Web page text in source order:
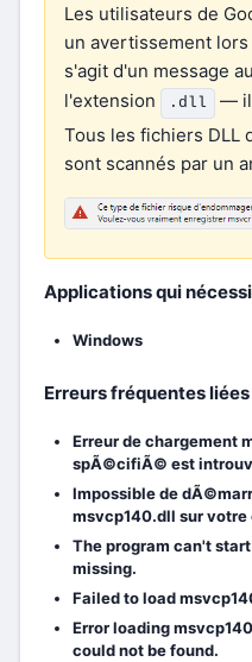
Les utilisateurs de
un avertissement
s'agit d'un message
l'extension
.dll
— il
Tous les fichiers DLL
sont scannés par un
Applications qui
Windows
Erreurs fréquentes
Erreur de chargement
spÃ©cifiÃ© est
Impossible de
msvcp140.dll sur votre
The program can't
missing.
Failed to load
Error loading
could not be found.